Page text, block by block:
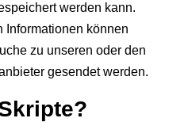
werden kann.
Informationen können
zu unseren oder den
gesendet werden.